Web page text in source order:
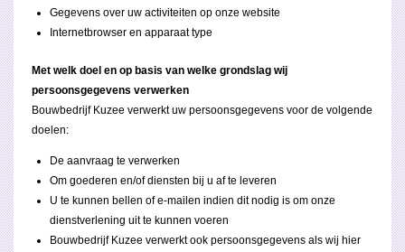
Gegevens over uw activiteiten op onze website
Internetbrowser en apparaat type
Met welk doel en op basis van welke grondslag wij
persoonsgegevens verwerken
Bouwbedrijf Kuzee verwerkt uw persoonsgegevens voor de volgende
doelen:
De aanvraag te verwerken
Om goederen en/of diensten bij u af te leveren
U te kunnen bellen of e-mailen indien dit nodig is om onze
dienstverlening uit te kunnen voeren
Bouwbedrijf Kuzee verwerkt ook persoonsgegevens als wij hier